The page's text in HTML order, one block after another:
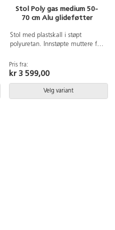
Stol Poly gas medium 50-
70 cm Alu glideføtter
Stol med plastskall i støpt
polyuretan. Innstøpte muttere for
Kryssfot i svart aluminium med
glideføtter. Leveres delvis
Setebredde 38 cm, setedybde
34 cm.
Pris fra:
kr 3 599,00
Velg variant